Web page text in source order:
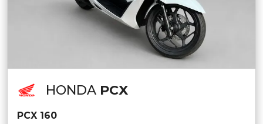
HONDA PCX
PCX 160